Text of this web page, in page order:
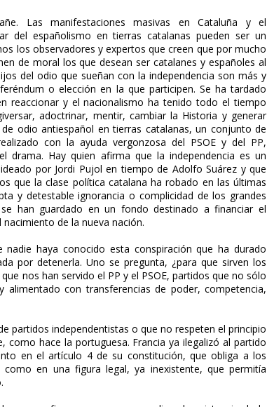
Las manifestaciones masivas en Cataluña y el
del españolismo en tierras catalanas pueden ser un
los observadores y expertos que creen que por mucho
de moral los que desean ser catalanes y españoles al
del odio que sueñan con la independencia son más y
o elección en la que participen. Se ha tardado
reaccionar y el nacionalismo ha tenido todo el tiempo
adoctrinar, mentir, cambiar la Historia y generar
odio antiespañol en tierras catalanas, un conjunto de
con la ayuda vergonzosa del PSOE y del PP,
drama. Hay quien afirma que la independencia es un
por Jordi Pujol en tiempo de Adolfo Suárez y que
que la clase política catalana ha robado en las últimas
y detestable ignorancia o complicidad de los grandes
han guardado en un fondo destinado a financiar el
de la nueva nación.
nadie haya conocido esta conspiración que ha durado
por detenerla. Uno se pregunta, ¿para que sirven los
nos han servido el PP y el PSOE, partidos que no sólo
con transferencias de poder, competencia,
partidos independentistas o que no respeten el principio
hace la portuguesa. Francia ya ilegalizó al partido
en el artículo 4 de su constitución, que obliga a los
en una figura legal, ya inexistente, que permitía